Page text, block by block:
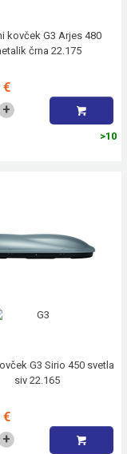
kovček G3 Arjes 480
črna 22.175
€
+
>10
G3 Sirio 450 svetla
siv 22.165
€
+